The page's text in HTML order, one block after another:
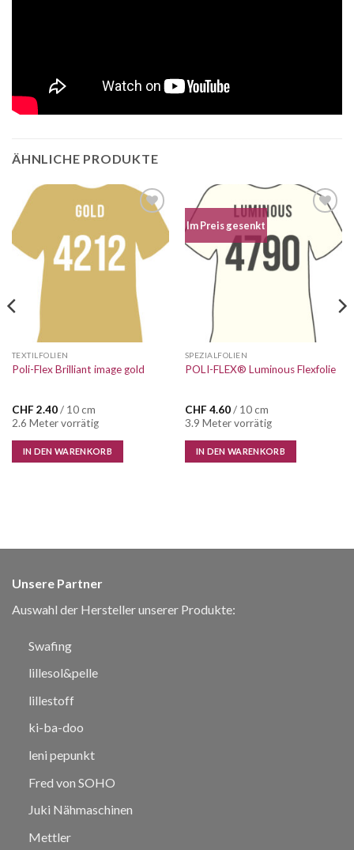
ÄHNLICHE PRODUKTE
TEXTILFOLIEN
Poli-Flex Brilliant image gold
CHF 2.40/ 10 cm
2.6 Meter vorrätig
IN DEN WARENKORB
Im Preis gesenkt
SPEZIALFOLIEN
POLI-FLEX® Luminous Flexfolie
CHF 4.60/ 10 cm
3.9 Meter vorrätig
IN DEN WARENKORB
Unsere Partner
Auswahl der Hersteller unserer Produkte:
Swafing
lillesol&pelle
lillestoff
ki-ba-doo
leni pepunkt
Fred von SOHO
Juki Nähmaschinen
Mettler